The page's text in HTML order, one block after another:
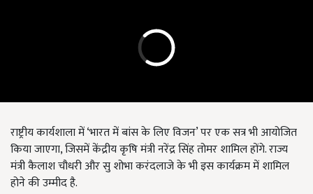
राष्ट्रीय कार्यशाला में ‘भारत में बांस के लिए विजन’ पर एक सत्र भी आयोजित
किया जाएगा, जिसमें केंद्रीय कृषि मंत्री नरेंद्र सिंह तोमर शामिल होंगे. राज्य
मंत्री कैलाश चौधरी और सु शोभा करंदलाजे के भी इस कार्यक्रम में शामिल
होने की उम्मीद है.